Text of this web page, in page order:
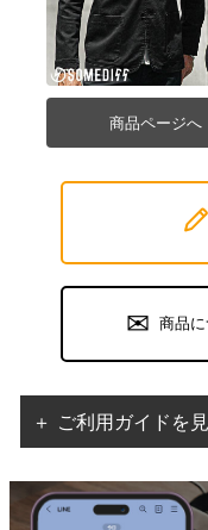
商品ページへ
商品
＋ ご利用ガイドを